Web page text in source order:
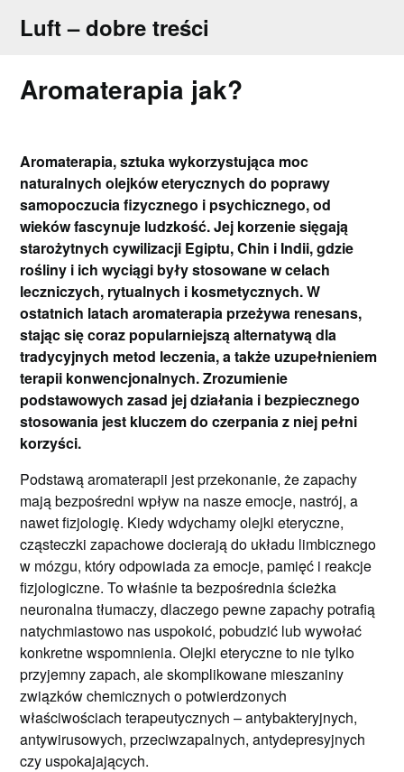
Luft – dobre treści
Aromaterapia jak?
Aromaterapia, sztuka wykorzystująca moc
naturalnych olejków eterycznych do poprawy
samopoczucia fizycznego i psychicznego, od
wieków fascynuje ludzkość. Jej korzenie sięgają
starożytnych cywilizacji Egiptu, Chin i Indii, gdzie
rośliny i ich wyciągi były stosowane w celach
leczniczych, rytualnych i kosmetycznych. W
ostatnich latach aromaterapia przeżywa renesans,
stając się coraz popularniejszą alternatywą dla
tradycyjnych metod leczenia, a także uzupełnieniem
terapii konwencjonalnych. Zrozumienie
podstawowych zasad jej działania i bezpiecznego
stosowania jest kluczem do czerpania z niej pełni
korzyści.
Podstawą aromaterapii jest przekonanie, że zapachy
mają bezpośredni wpływ na nasze emocje, nastrój, a
nawet fizjologię. Kiedy wdychamy olejki eteryczne,
cząsteczki zapachowe docierają do układu limbicznego
w mózgu, który odpowiada za emocje, pamięć i reakcje
fizjologiczne. To właśnie ta bezpośrednia ścieżka
neuronalna tłumaczy, dlaczego pewne zapachy potrafią
natychmiastowo nas uspokoić, pobudzić lub wywołać
konkretne wspomnienia. Olejki eteryczne to nie tylko
przyjemny zapach, ale skomplikowane mieszaniny
związków chemicznych o potwierdzonych
właściwościach terapeutycznych – antybakteryjnych,
antywirusowych, przeciwzapalnych, antydepresyjnych
czy uspokajających.